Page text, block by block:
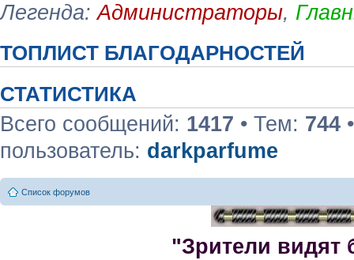
Легенда:Администраторы,
ТОПЛИСТ БЛАГОДАРНОСТЕЙ
СТАТИСТИКА
Всего сообщений: 1417 • Тем: 744
пользователь: darkparfume
Список форумов
"Зрители видят